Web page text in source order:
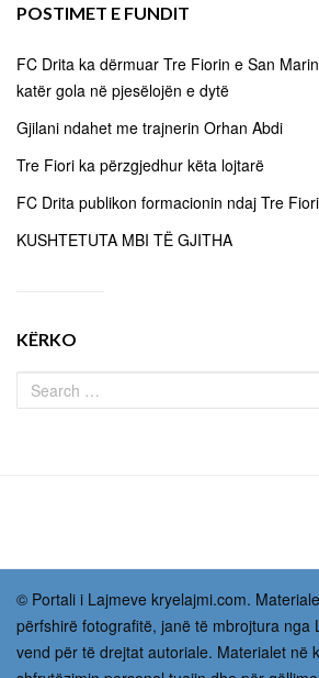
POSTIMET E FUNDIT
FC Drita ka dërmuar Tre Fiorin e San
katër gola në pjesëlojën e dytë
Gjilani ndahet me trajnerin Orhan Abdi
Tre Fiori ka përzgjedhur këta lojtarë
FC Drita publikon formacionin ndaj Tre Fiori
KUSHTETUTA MBI TË GJITHA
KËRKO
© Portali i Lajmeve kryelajmi.com.
përfshirë fotografitë, janë të mbrojtura nga
vend për të drejtat autoriale. Materialet në